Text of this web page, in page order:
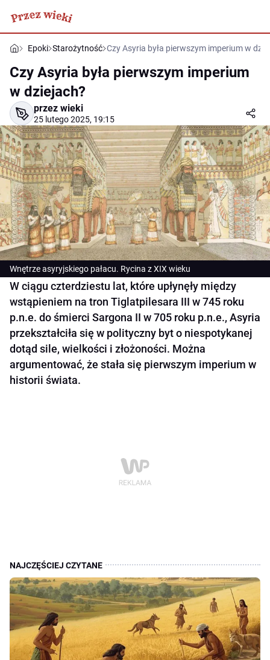
Epoki Starożytność Czy Asyria była pierwszym imperium w
Czy Asyria była pierwszym imperium
w dziejach?
przez wieki
25 lutego 2025, 19:15
Wnętrze asyryjskiego pałacu. Rycina z XIX wieku
W ciągu czterdziestu lat, które upłynęły między
wstąpieniem na tron Tiglatpilesara III w 745 roku
p.n.e. do śmierci Sargona II w 705 roku p.n.e., Asyria
przekształciła się w polityczny byt o niespotykanej
dotąd sile, wielkości i złożoności. Można
argumentować, że stała się pierwszym imperium w
historii świata.